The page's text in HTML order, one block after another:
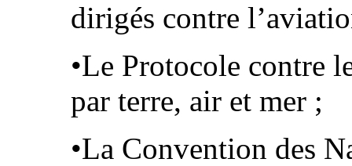
dirigés contre
•Le Protocole contre
par terre, air et mer ;
•La Convention des